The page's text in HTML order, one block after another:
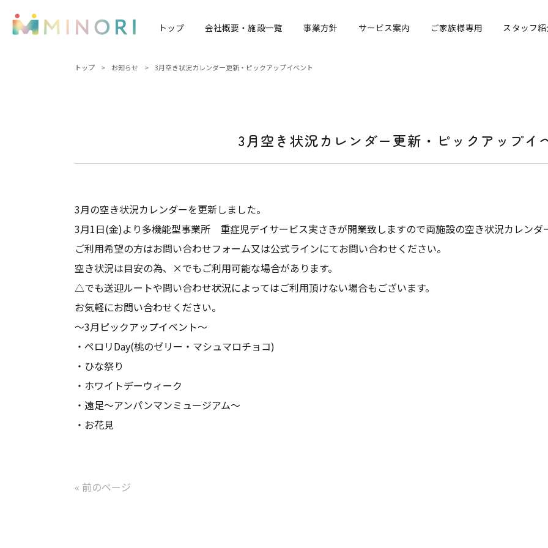
トップ 会社概要・施設一覧 事業方針 サービス案内 ご家族様専用 スタッフ
トップ > お知らせ > 3月空き状況カレンダー更新・ピックアップイベント
3月空き状況カレンダー更新・ピックアップイ
3月の空き状況カレンダーを更新しました。
3月1日(金)より多機能型事業所 重症児デイサービス実さきが開業致しますので両施設の空き状況カレンダ
ご利用希望の方はお問い合わせフォーム又は公式ラインにてお問い合わせください。
空き状況は目安の為、×でもご利用可能な場合があります。
△でも送迎ルートや問い合わせ状況によってはご利用頂けない場合もございます。
お気軽にお問い合わせください。
～3月ピックアップイベント～
・ペロリDay(桃のゼリー・マシュマロチョコ)
・ひな祭り
・ホワイトデーウィーク
・遠足～アンパンマンミュージアム～
・お花見
« 前のページ